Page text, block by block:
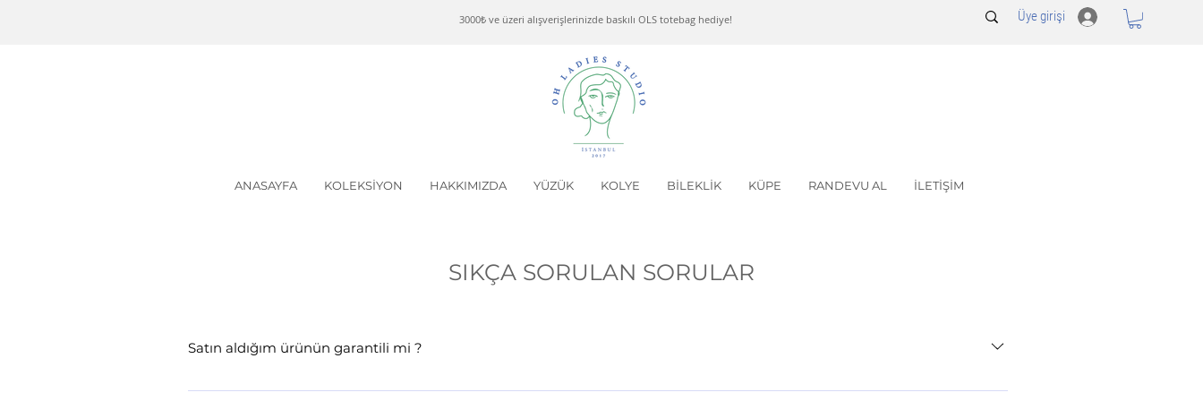
3000₺ ve üzeri alışverişlerinizde baskılı OLS totebag hediye! Üye girişi
ANASAYFA KOLEKSİYON HAKKIMIZDA YÜZÜK KOLYE BİLEKLİK KÜPE RANDEVU AL İLETİŞİM
SIKÇA SORULAN SORULAR
Satın aldığım ürünün garantili mi ?
Her OLS parçası için bize her zaman ulaşabilirsiniz, tarafımıza ait olduğu ibraz edilen tüm ürünler için her zaman titizle atölyemize alıp